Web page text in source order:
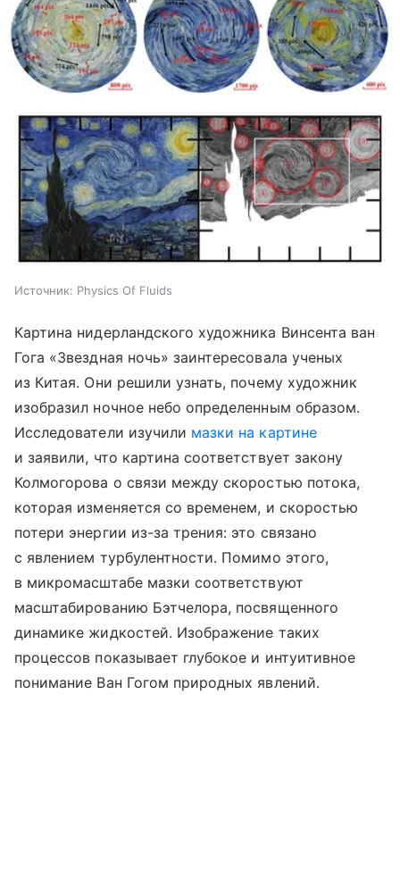
Источник: Physics Of Fluids
Картина нидерландского художника Винсента ван
Гога «Звездная ночь» заинтересовала ученых
из Китая. Они решили узнать, почему художник
изобразил ночное небо определенным образом.
Исследователи изучили мазки на картине
и заявили, что картина соответствует закону
Колмогорова о связи между скоростью потока,
которая изменяется со временем, и скоростью
потери энергии из-за трения: это связано
с явлением турбулентности. Помимо этого,
в микромасштабе мазки соответствуют
масштабированию Бэтчелора, посвященного
динамике жидкостей. Изображение таких
процессов показывает глубокое и интуитивное
понимание Ван Гогом природных явлений.